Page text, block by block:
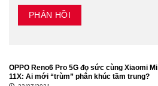
OPPO Reno6 Pro 5G đọ sức cùng Xiaomi Mi
11X: Ai mới “trùm” phân khúc tầm trung?